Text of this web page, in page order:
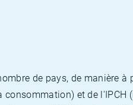
de pays, de manière à
et de l'IPCH